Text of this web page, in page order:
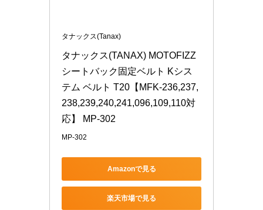
タナックス(Tanax)
タナックス(TANAX) MOTOFIZZ
シートバック固定ベルト Kシス
テム ベルト T20【MFK-236,237,
238,239,240,241,096,109,110対
応】 MP-302
MP-302
Amazonで見る
楽天市場で見る